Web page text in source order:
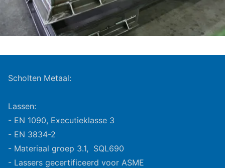
Scholten Metaal:
Lassen:
- EN 1090, Executieklasse 3
- EN 3834-2
- Materiaal groep 3.1, SQL690
- Lassers gecertificeerd voor ASME